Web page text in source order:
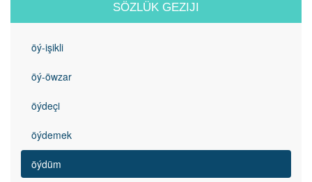
SÖZLÜK GEZIJI
öý-işikli
öý-öwzar
öýdeçi
öýdemek
öýdüm